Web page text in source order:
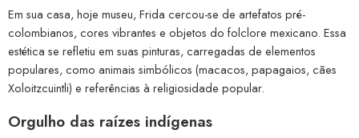
Em sua casa, hoje museu, Frida cercou-se de artefatos pré-
colombianos, cores vibrantes e objetos do folclore mexicano. Essa
estética se refletiu em suas pinturas, carregadas de elementos
populares, como animais simbólicos (macacos, papagaios, cães
Xoloitzcuintli) e referências à religiosidade popular.
Orgulho das raízes indígenas